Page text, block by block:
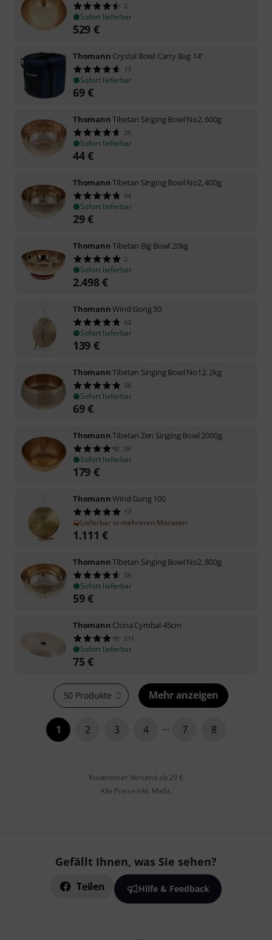
2
Sofort lieferbar
529 €
Thomann Crystal Bowl Carry Bag 14"
17
Sofort lieferbar
69€
ThomannTibetan Singing Bowl No2, 600g
26
Sofort lieferbar
44€
ThomannTibetan Singing Bowl No2, 400g
54
Sofort lieferbar
29€
ThomannTibetan Big Bowl 20kg
2
Sofort lieferbar
2.498€
ThomannWind Gong 50
62
Sofort lieferbar
139 €
ThomannTibetan Singing Bowl No12, 2kg
38
Sofort lieferbar
69€
ThomannTibetan Zen Singing Bowl 2000g
36
Sofort lieferbar
179 €
ThomannWind Gong 100
17
Lieferbar in mehreren Monaten
1.111 €
ThomannTibetan Singing Bowl No2, 800g
39
Sofort lieferbar
59€
Thomann China Cymbal 45cm
211
Sofort lieferbar
75€
50 Produkte Mehr anzeigen
1 2 3 4 7 8
Kostenloser Versand ab 29 €
Alle Preise inkl. MwSt.
Gefällt Ihnen, was Sie sehen?
Teilen Hilfe & Feedback